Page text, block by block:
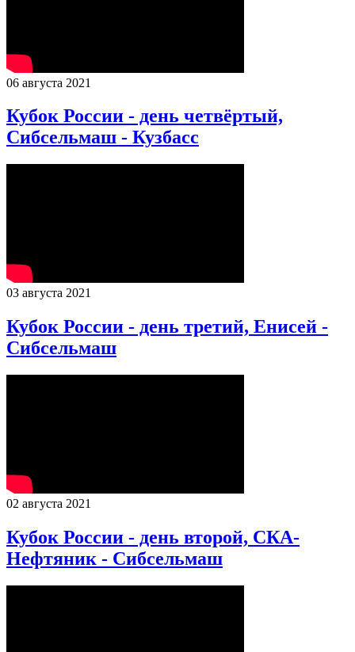
06 августа 2021
Кубок России - день четвёртый,
Сибсельмаш - Кузбасс
03 августа 2021
Кубок России - день третий, Енисей -
Сибсельмаш
02 августа 2021
Кубок России - день второй, СКА-
Нефтяник - Сибсельмаш